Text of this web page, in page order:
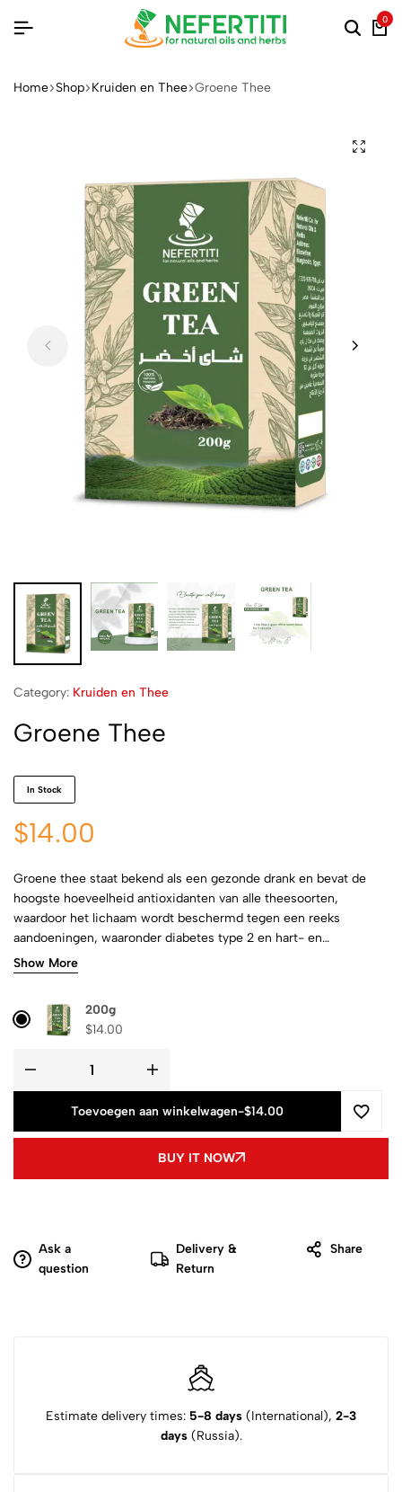
0
Home Shop Kruiden en Thee Groene Thee
Category: Kruiden en Thee
Groene Thee
In Stock
$14.00
Groene thee staat bekend als een gezonde drank en bevat de
hoogste hoeveelheid antioxidanten van alle theesoorten,
waardoor het lichaam wordt beschermd tegen een reeks
aandoeningen, waaronder diabetes type 2 en hart- en
vaatziekten. Het stimuleert de stemming en het
immuunsysteem en verbetert de hersenfunctie.
Show More
200g
$14.00
Toevoegen aan winkelwagen-$14.00
BUY IT NOW
Ask a
question
Delivery &
Return
Share
Estimate delivery times: 5-8 days (International), 2-3
days(Russia).